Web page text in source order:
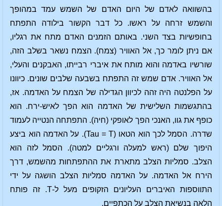
בהשוואה לאדם של היום האדם של השמש עמד במהופך
והשמש זרחה על ראשו. כל דבר הקשור בילודה התפתח
בחופשיות בצד השני. באותם הזמנים האדם מתח את רגליו,
אם ניתן לומר כך, אל האוויר (צמח). הצמח נשאר בשלב הזה,
שורשיו באדמה והוא מותח את איברי רבייתו, האבקנים והעלי,
אל האוויר. אדם שמש זה התפתח בשבעה שלבים שונים. כיוונו
על הפלנטה היה זהה לכיוון הגדילה של הצמח על האדמה. אז,
בהתגשמות השלישית של האדמה הוא הפך לאיש-ירח. הוא
כופף את גוו, האנכי הפך לאופקי (חיה). התפתחה הנטייה לעמוד
שדרה. הסמל לכך הוא הטאו (Tau = T). על האדמה הוא ביצע
היפוך שלם (ראש למעלה ורגליים למטה). הסמל לזה הוא
הצלב. סמליות הצלב מתארת את ההתפתחות מהשמש, דרך
הירח אל האדמה. על האדמה סמליות הצלב הושגה על ידי
התווספות האיברים העליונים הזקופים מעל ל-T. זה פותח
הלאה בנשיאת הצלב על הכתפיים.